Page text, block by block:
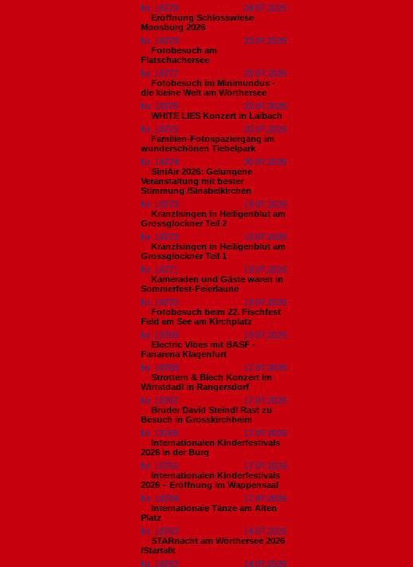
Nr. 18779
24.07.2026
Eröffnung Schlosswiese
Moosburg 2026
Nr. 18778
23.07.2026
Fotobesuch am
Flatschachersee
Nr. 18777
23.07.2026
Fotobesuch im Minimundus -
die kleine Welt am Wörthersee
Nr. 18776
22.07.2026
WHITE LIES Konzert in Laibach
Nr. 18775
20.07.2026
Familien-Fotospaziergang im
wunderschönen Tiebelpark
Nr. 18774
20.07.2026
SiniAir 2026: Gelungene
Veranstaltung mit bester
Stimmung /Sinabelkirchen
Nr. 18773
19.07.2026
Kranzlsingen in Heiligenblut am
Grossglockner Teil 2
Nr. 18772
19.07.2026
Kranzlsingen in Heiligenblut am
Grossglockner Teil 1
Nr. 18771
19.07.2026
Kameraden und Gäste waren in
Sommerfest-Feierlaune
Nr. 18770
18.07.2026
Fotobesuch beim 22. Fischfest
Feld am See am Kirchplatz
Nr. 18769
18.07.2026
Electric Vibes mit BASF -
Fanarena Klagenfurt
Nr. 18768
17.07.2026
Strottern & Blech Konzert im
Wirtstdadl in Rangersdorf
Nr. 18767
17.07.2026
Bruder David Steindl Rast zu
Besuch in Grosskirchheim
Nr. 18766
17.07.2026
Internationalen Kinderfestivals
2026 in der Burg
Nr. 18765
17.07.2026
Internationalen Kinderfestivals
2026 – Eröffnung im Wappensaal
Nr. 18764
17.07.2026
Internationale Tänze am Alten
Platz
Nr. 18763
14.07.2026
STARnacht am Wörthersee 2026
/Startalk
Nr. 18762
14.07.2026